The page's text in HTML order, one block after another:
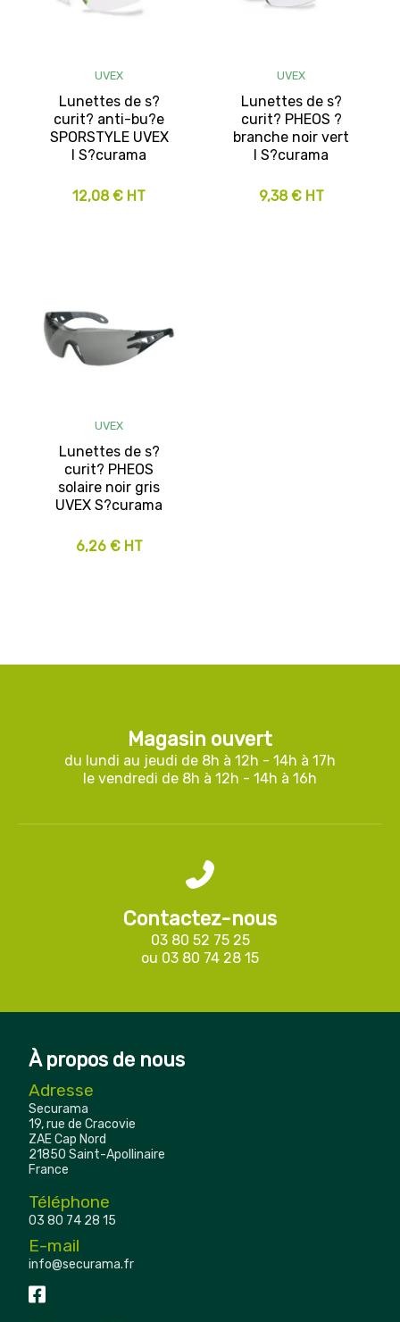
UVEX
Lunettes de s?
curit? anti-bu?e
SPORSTYLE UVEX
I S?curama
12,08 € HT
UVEX
Lunettes de s?
curit? PHEOS ?
branche noir vert
I S?curama
9,38 € HT
UVEX
Lunettes de s?
curit? PHEOS
solaire noir gris
UVEX S?curama
6,26 € HT
Magasin ouvert
du lundi au jeudi de 8h à 12h - 14h à 17h
le vendredi de 8h à 12h - 14h à 16h
Contactez-nous
03 80 52 75 25
ou 03 80 74 28 15
À propos de nous
Adresse
Securama
19, rue de Cracovie
ZAE Cap Nord
21850 Saint-Apollinaire
France
Téléphone
03 80 74 28 15
E-mail
info@securama.fr